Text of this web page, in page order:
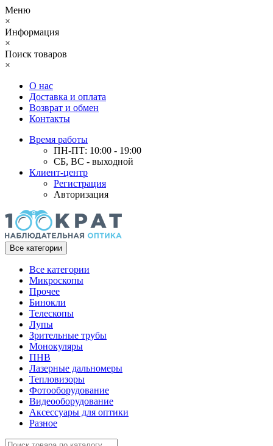
Меню
×
Информация
×
Поиск товаров
×
О нас
Доставка и оплата
Возврат и обмен
Контакты
Время работы
ПН-ПТ: 10:00 - 19:00
СБ, ВС - выходной
Клиент-центр
Регистрация
Авторизация
Все категории
Все категории
Микроскопы
Прочее
Бинокли
Телескопы
Лупы
Зрительные трубы
Монокуляры
ПНВ
Лазерные дальномеры
Тепловизоры
Фотооборудование
Видеооборудование
Аксессуары для оптики
Разное